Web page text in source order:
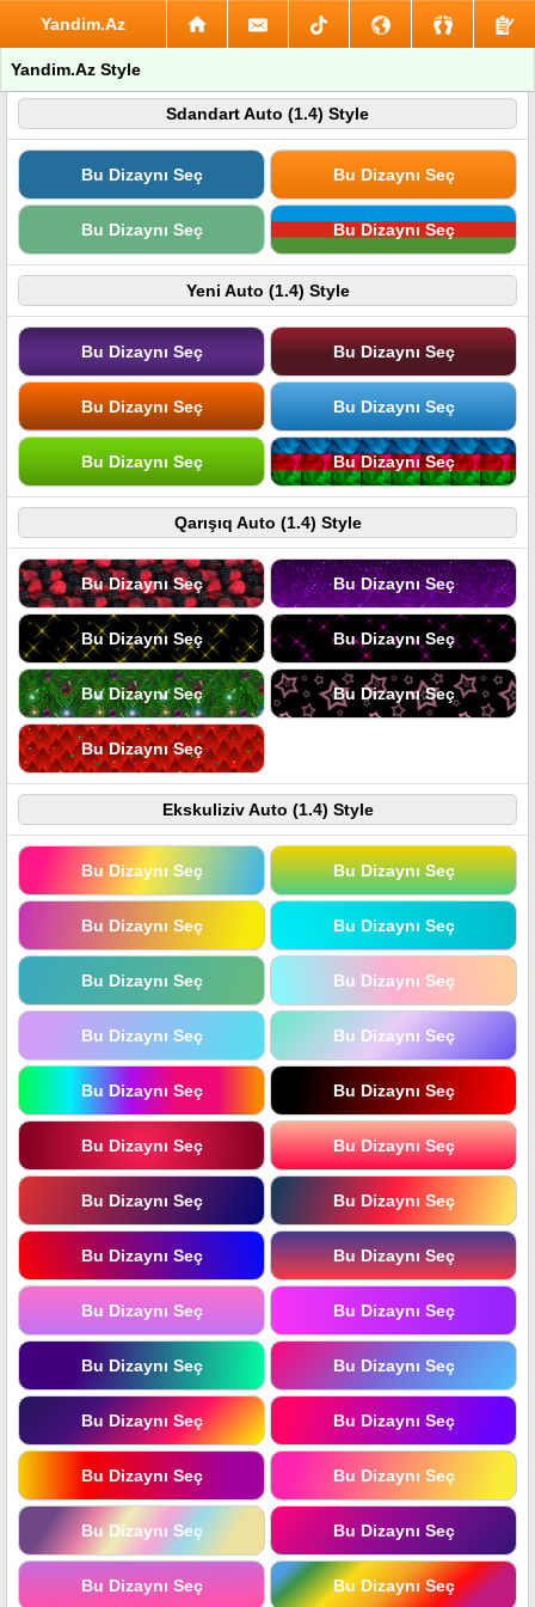
Yandim.Az
Yandim.Az Style
Sdandart Auto (1.4) Style
Bu Dizaynı Seç Bu Dizaynı Seç
Bu Dizaynı Seç Bu Dizaynı Seç
Yeni Auto (1.4) Style
Bu Dizaynı Seç Bu Dizaynı Seç
Bu Dizaynı Seç Bu Dizaynı Seç
Bu Dizaynı Seç Bu Dizaynı Seç
Qarışıq Auto (1.4) Style
Bu Dizaynı Seç Bu Dizaynı Seç
Bu Dizaynı Seç Bu Dizaynı Seç
Bu Dizaynı Seç Bu Dizaynı Seç
Bu Dizaynı Seç
Ekskuliziv Auto (1.4) Style
Bu Dizaynı Seç Bu Dizaynı Seç
Bu Dizaynı Seç Bu Dizaynı Seç
Bu Dizaynı Seç Bu Dizaynı Seç
Bu Dizaynı Seç Bu Dizaynı Seç
Bu Dizaynı Seç Bu Dizaynı Seç
Bu Dizaynı Seç Bu Dizaynı Seç
Bu Dizaynı Seç Bu Dizaynı Seç
Bu Dizaynı Seç Bu Dizaynı Seç
Bu Dizaynı Seç Bu Dizaynı Seç
Bu Dizaynı Seç Bu Dizaynı Seç
Bu Dizaynı Seç Bu Dizaynı Seç
Bu Dizaynı Seç Bu Dizaynı Seç
Bu Dizaynı Seç Bu Dizaynı Seç
Bu Dizaynı Seç Bu Dizaynı Seç